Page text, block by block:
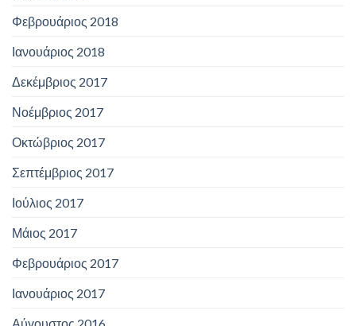
Φεβρουάριος 2018
Ιανουάριος 2018
Δεκέμβριος 2017
Νοέμβριος 2017
Οκτώβριος 2017
Σεπτέμβριος 2017
Ιούλιος 2017
Μάιος 2017
Φεβρουάριος 2017
Ιανουάριος 2017